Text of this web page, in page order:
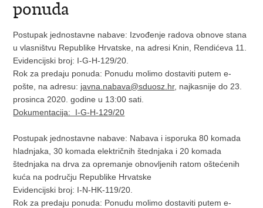
ponuda
Postupak jednostavne nabave: Izvođenje radova obnove stana
u vlasništvu Republike Hrvatske, na adresi Knin, Rendićeva 11.
Evidencijski broj: I-G-H-129/20.
Rok za predaju ponuda: Ponudu molimo dostaviti putem e-
pošte, na adresu: javna.nabava@sduosz.hr, najkasnije do 23.
prosinca 2020. godine u 13:00 sati.
Dokumentacija: I-G-H-129/20​
Postupak jednostavne nabave: Nabava i isporuka 80 komada
hladnjaka, 30 komada električnih štednjaka i 20 komada
štednjaka na drva za opremanje obnovljenih ratom oštećenih
kuća na području Republike Hrvatske
Evidencijski broj: I-N-HK-119/20.
Rok za predaju ponuda: Ponudu molimo dostaviti putem e-